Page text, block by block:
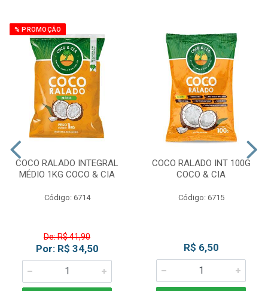
% PROMOÇÃO
COCO RALADO INTEGRAL
MÉDIO 1KG COCO & CIA
Código: 6714
De: R$ 41,90
Por: R$ 34,50
COCO RALADO INT 100G
COCO & CIA
Código: 6715
R$ 6,50